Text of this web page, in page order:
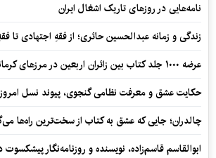
نامه‌هایی در روزهای تاریک اشغال ایران
زندگی و زمانه عبدالحسین حائری؛ از فقهِ اجتهادی تا
عرضه ۱۰۰۰ جلد کتاب بین زائران اربعین در مرزهای کرمانشاه
حکایت عشق و معرفت نظامی گنجوی، پیوند نسل
چالدران؛ جایی که عشق به کتاب از سخت‌ترین راه‌ها
ابوالقاسم قاسم‌زاده، نویسنده و روزنامه‌نگار